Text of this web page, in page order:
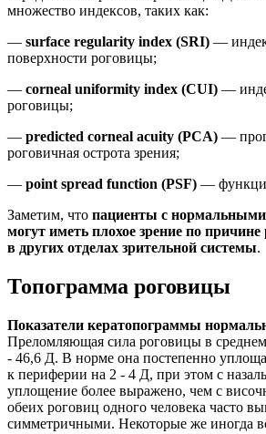
множество индексов, таких как:
— surface regularity index (SRI) —
поверхности роговицы;
— corneal uniformity index (CUI) —
роговицы;
— predicted corneal acuity (PCA) —
роговичная острота зрения;
— point spread function (PSF) —
Заметим, что пациенты с нормальными
могут иметь плохое зрение по причине
в других отделах зрительной системы.
Топограмма роговицы
Показатели кератопограммы
Преломляющая сила роговицы в
- 46,6 Д. В норме она постепенно
к периферии на 2 - 4 Д, при этом с
уплощение более выражено, чем с
обеих роговиц одного человека часто
симметричными. Некоторые же иногда